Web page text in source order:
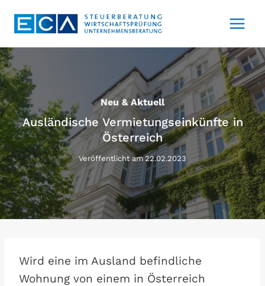
Inhalt
Neu & Aktuell
Ausländische Vermietungseinkünfte in
Österreich
Veröffentlicht am 22.02.2023
Wird eine im Ausland befindliche
Wohnung von einem in Österreich